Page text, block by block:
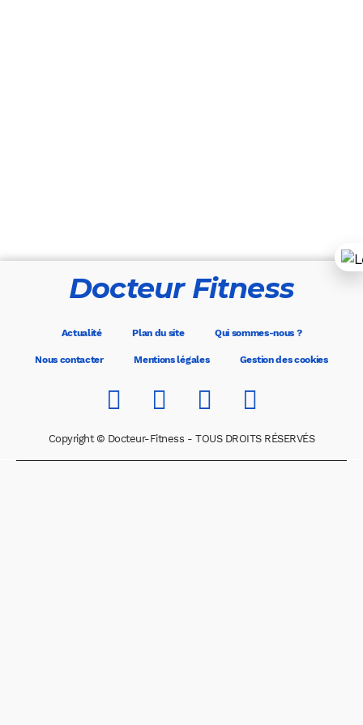
Docteur Fitness
Actualité Plan du site Qui sommes-nous ?
Nous contacter Mentions légales Gestion des cookies
Copyright © Docteur-Fitness - TOUS DROITS RÉSERVÉS